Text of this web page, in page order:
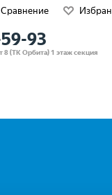
Сравнение
93
8 (ТК Орбита) 1 этаж секция